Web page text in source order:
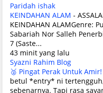
Paridah ishak
KEINDAHAN ALAM -
KEINDAHAN ALAMGenre:
Sabariah Nor Salleh
7 (Saste...
43 minit yang lalu
Syazni Rahim Blog
🥈 Pingat Perak Untuk Amir!
betul *entry* ni
sebenarnya. Tapi rasa